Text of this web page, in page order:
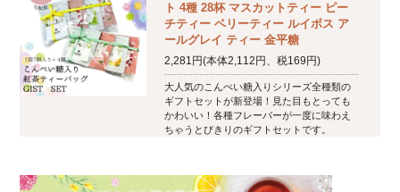
ト 4種 28杯 マスカットティー ピー
チティー ベリーティー ルイボス ア
ールグレイ ティー 金平糖
2,281円(本体2,112円、税169円)
大人気のこんぺい糖入りシリーズ全種類の
ギフトセットが新登場！見た目もとっても
かわいい！各種フレーバーが一度に味わえ
ちゃうとびきりのギフトセットです。